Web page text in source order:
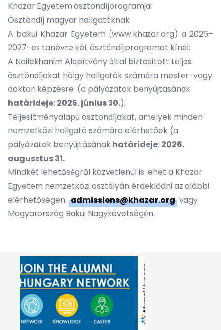
Khazar Egyetem ösztöndíjprogramjai
Ösztöndíj magyar hallgatóknak
A bakui Khazar Egyetem (www.khazar.org) a 2026–
2027-es tanévre két ösztöndíjprogramot kínál:
A Nailekhanim Alapítvány által biztosított teljes
ösztöndíjakat hölgy hallgatók számára mester-vagy
doktori képzésre (a pályázatok benyújtásának
határideje: 2026. június 30.),
Teljesítményalapú ösztöndíjakat, amelyek minden
nemzetközi hallgató számára elérhetőek (a
pályázatok benyújtásának határideje: 2026.
augusztus 31.
Mindkét lehetőségről közvetlenül is lehet a Khazar
Egyetem nemzetközi osztályán érdeklődni az alábbi
elérhetőségen: admissions@khazar.org vagy
Magyarország Bakui Nagykövetségén.